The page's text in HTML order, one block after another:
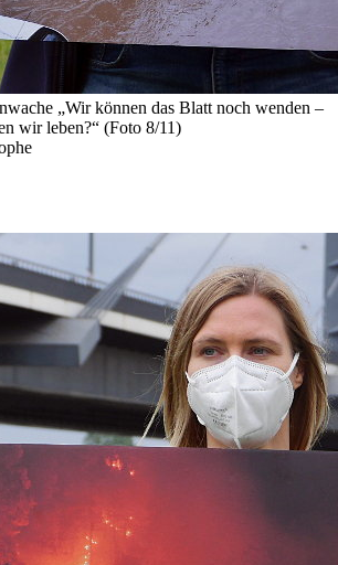
„Wir können das Blatt noch wenden –
wir leben?“ (Foto 8/11)